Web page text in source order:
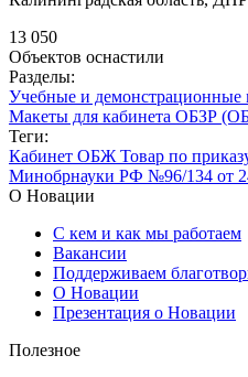
13 050
Объектов оснастили
Разделы:
Учебные и
Макеты для кабинета ОБЗР
Теги:
Кабинет ОБЖ Товар по
Минобрнауки РФ №96/134 от
О Новации
С кем и как мы работаем
Вакансии
Поддерживаем
О Новации
Презентация о Новации
Полезное